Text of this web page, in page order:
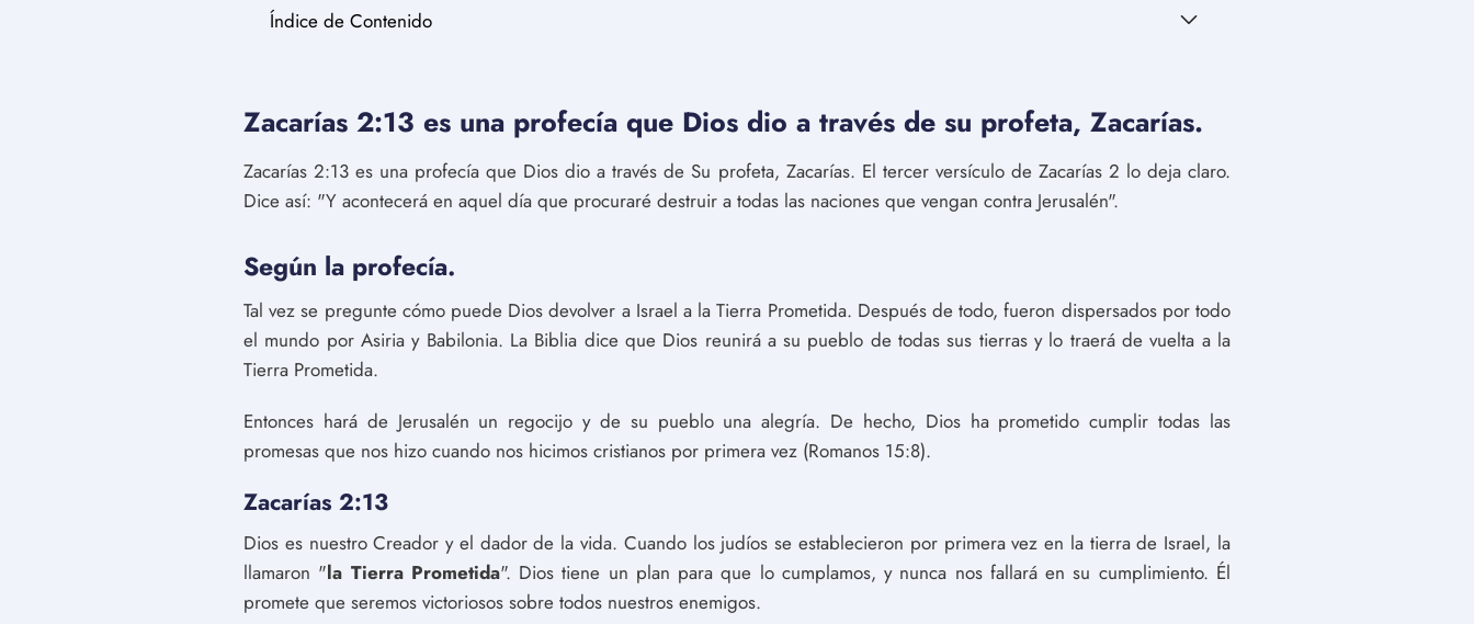
Índice de Contenido
Zacarías 2:13 es una profecía que Dios dio a través de su profeta, Zacarías.
Zacarías 2:13 es una profecía que Dios dio a través de Su profeta, Zacarías. El tercer versículo de Zacarías 2 lo deja claro.
Dice así: "Y acontecerá en aquel día que procuraré destruir a todas las naciones que vengan contra Jerusalén".
Según la profecía.
Tal vez se pregunte cómo puede Dios devolver a Israel a la Tierra Prometida. Después de todo, fueron dispersados por todo
el mundo por Asiria y Babilonia. La Biblia dice que Dios reunirá a su pueblo de todas sus tierras y lo traerá de vuelta a la
Tierra Prometida.
Entonces hará de Jerusalén un regocijo y de su pueblo una alegría. De hecho, Dios ha prometido cumplir todas las
promesas que nos hizo cuando nos hicimos cristianos por primera vez (Romanos 15:8).
Zacarías 2:13
Dios es nuestro Creador y el dador de la vida. Cuando los judíos se establecieron por primera vez en la tierra de Israel, la
llamaron "la Tierra Prometida". Dios tiene un plan para que lo cumplamos, y nunca nos fallará en su cumplimiento. Él
promete que seremos victoriosos sobre todos nuestros enemigos.